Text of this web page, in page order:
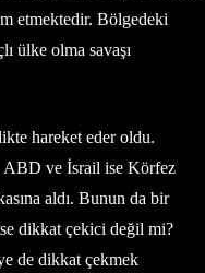
etmektedir. Bölgedeki
ülke olma savaşı
hareket eder oldu.
ABD ve İsrail ise Körfez
aldı. Bunun da bir
dikkat çekici değil mi?
de dikkat çekmek